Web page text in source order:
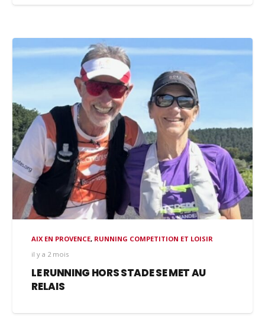
AIX EN PROVENCE, RUNNING COMPETITION ET LOISIR
il y a 2 mois
LE RUNNING HORS STADE SE MET AU
RELAIS